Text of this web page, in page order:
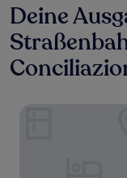
Deine